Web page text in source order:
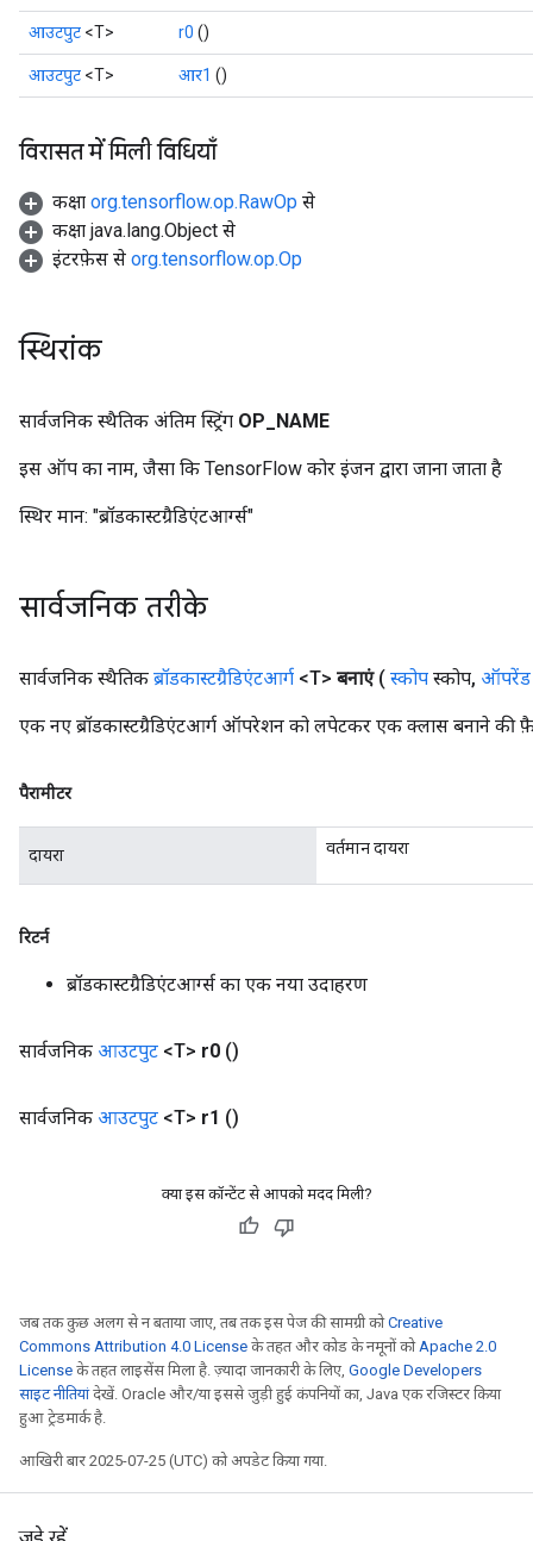
आउटपुट <T> r0 ()
आउटपुट <T> आर1 ()
विरासत में मिली विधियाँ
कक्षा org.tensorflow.op.RawOp से
कक्षा java.lang.Object से
इंटरफ़ेस से org.tensorflow.op.Op
स्थिरांक
सार्वजनिक स्थैतिक अंतिम स्ट्रिंग OP NAME
इस ऑप का नाम, जैसा कि TensorFlow कोर इंजन द्वारा जाना जाता है
स्थिर मान: "ब्रॉडकास्टग्रैडिएंटआर्ग्स"
सार्वजनिक तरीके
सार्वजनिक स्थैतिक ब्रॉडकास्टग्रैडिएंटआर्ग <T> बनाएं ( स्कोप स्कोप, ऑपरेंड
एक नए ब्रॉडकास्टग्रैडिएंटआर्ग ऑपरेशन को लपेटकर एक क्लास बनाने की
पैरामीटर
दायरा वर्तमान दायरा
रिटर्न
ब्रॉडकास्टग्रैडिएंटआर्ग्स का एक नया उदाहरण
सार्वजनिक आउटपुट <T> r0 ()
सार्वजनिक आउटपुट <T> r1 ()
क्या इस कॉन्टेंट से आपको मदद मिली?
जब तक कुछ अलग से न बताया जाए, तब तक इस पेज की सामग्री कोCreative
Commons Attribution 4.0 License के तहत और कोड के नमूनों कोApache 2.0
License के तहत लाइसेंस मिला है. ज़्यादा जानकारी के लिए, Google Developers
साइट नीतियांदेखें. Oracle और/या इससे जुड़ी हुई कंपनियों का, Java एक रजिस्टर किया
हुआ ट्रेडमार्क है.
आखिरी बार 2025-07-25 (UTC) को अपडेट किया गया.